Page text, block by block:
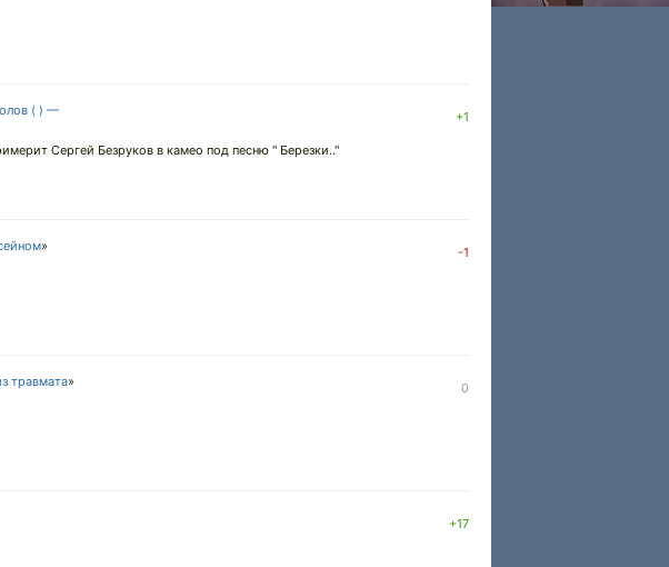
( ) —
+1
Сергей Безруков в камео под песню " Березки.."
» -1
травмата» 0
+17